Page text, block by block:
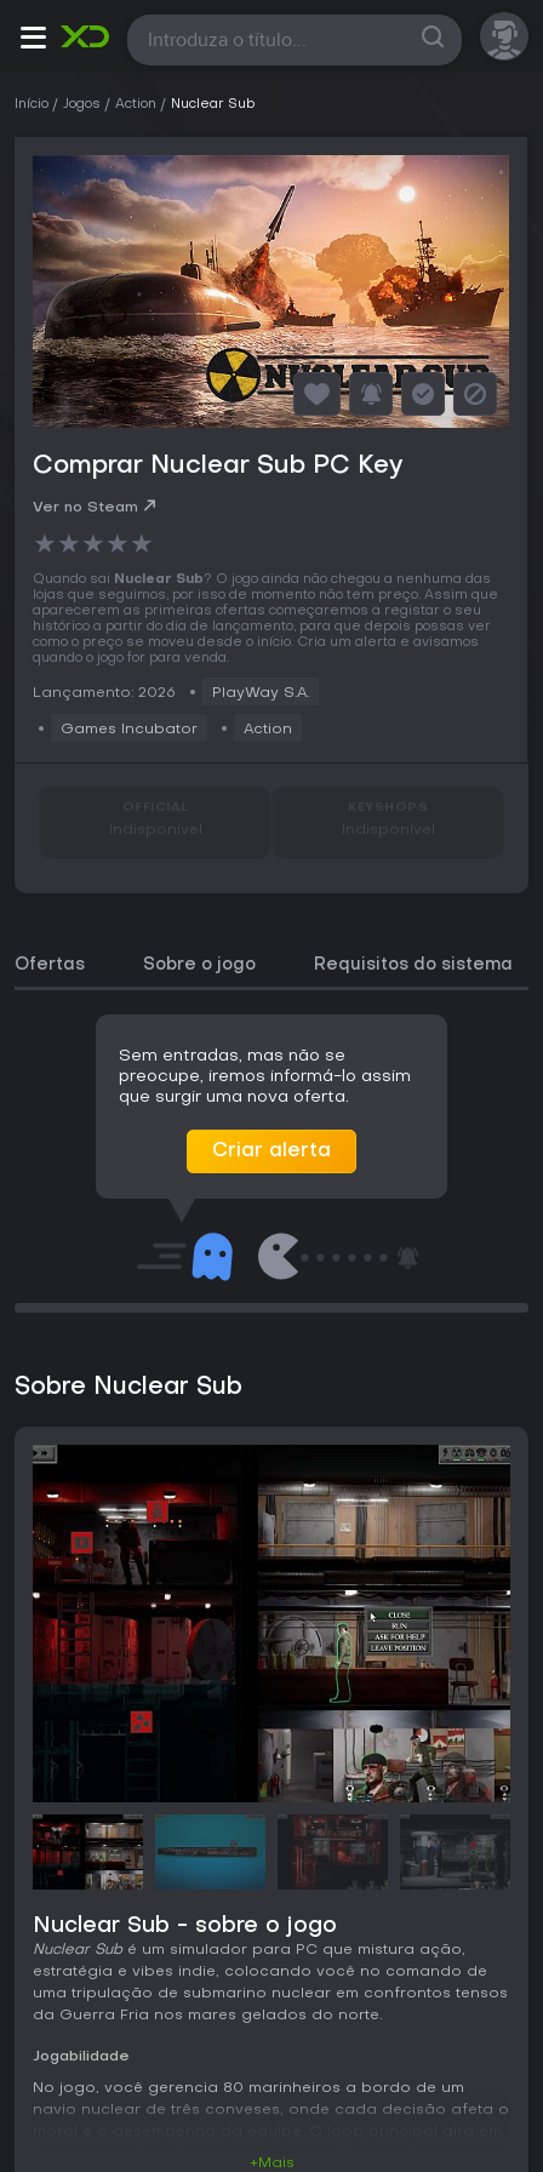
Todas
Início Jogos Action Nuclear Sub
Comprar Nuclear Sub PC Key
Ver no Steam
★★★★★
Quando sai Nuclear Sub? O jogo ainda não chegou a nenhuma das
lojas que seguimos, por isso de momento não tem preço. Assim que
aparecerem as primeiras ofertas começaremos a registar o seu
histórico a partir do dia de lançamento, para que depois possas ver
como o preço se moveu desde o início. Cria um alerta e avisamos
quando o jogo for para venda.
Lançamento: 2026 PlayWay S.A.
Games Incubator Action
Indisponível Indisponível
Ofertas Sobre o jogo Requisitos do sistema
Sem entradas, mas não se
preocupe, iremos informá-lo assim
que surgir uma nova oferta.
Criar alerta
Sobre Nuclear Sub
Nuclear Sub - sobre o jogo
Nuclear Subé um simulador para PC que mistura ação,
estratégia e vibes indie, colocando você no comando de
uma tripulação de submarino nuclear em confrontos tensos
da Guerra Fria nos mares gelados do norte.
Jogabilidade
No jogo, você gerencia 80 marinheiros a bordo de um
navio nuclear de três conveses, onde cada decisão afeta o
+Mais